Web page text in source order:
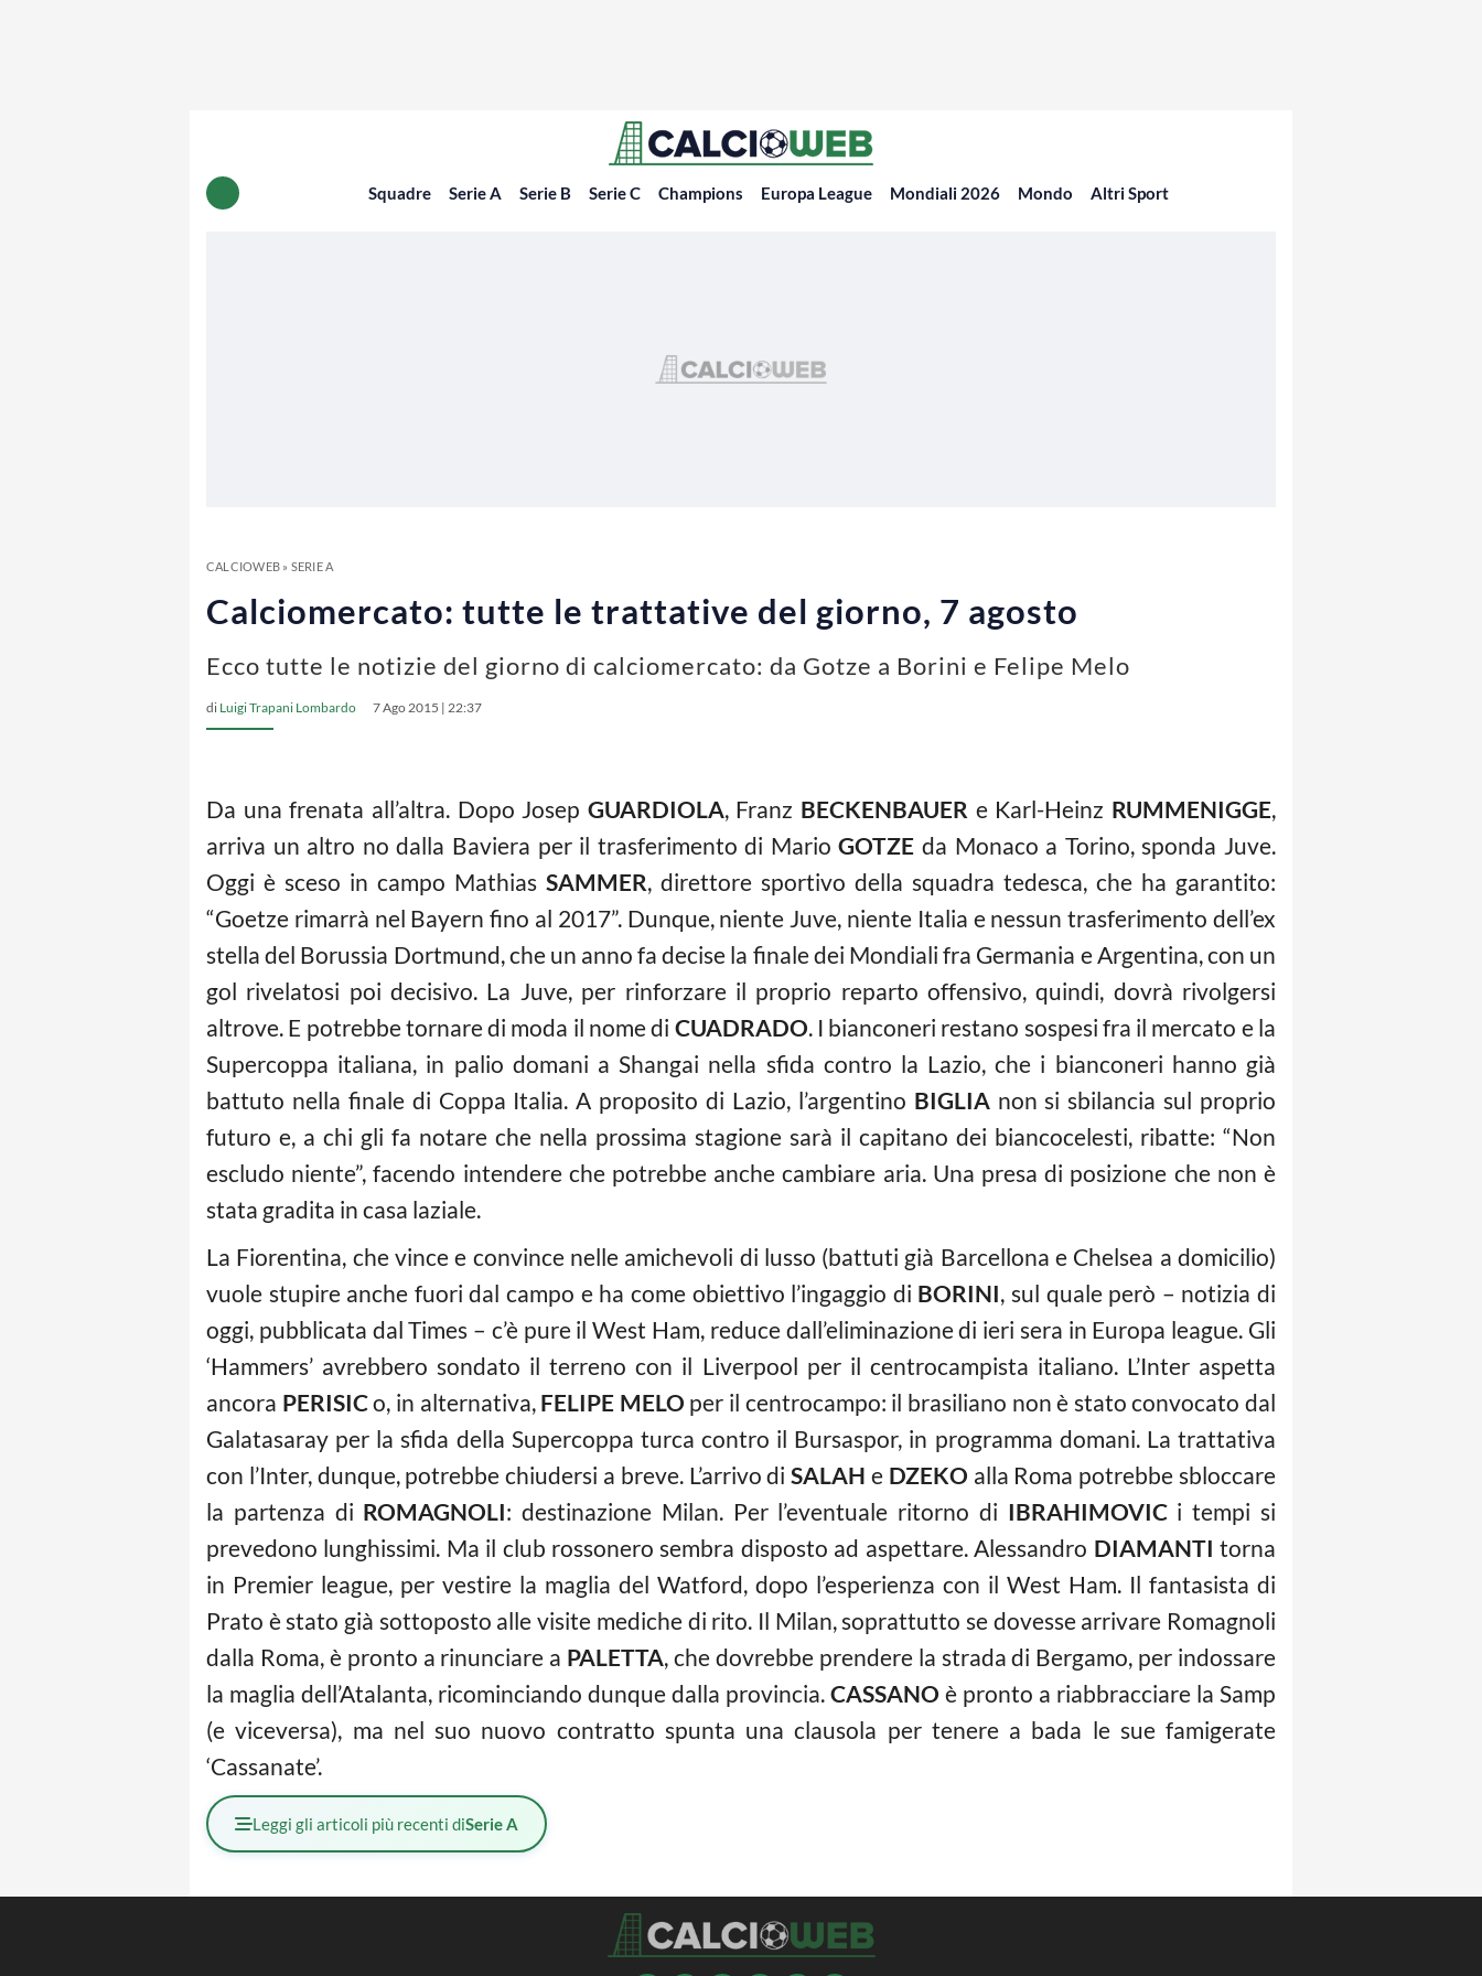
Squadre Serie A Serie B Serie C Champions Europa League Mondiali 2026 Mondo Altri Sport
CALCIOWEB» SERIE A
Calciomercato: tutte le trattative del giorno, 7 agosto
Ecco tutte le notizie del giorno di calciomercato: da Gotze a Borini e Felipe Melo
di Luigi Trapani Lombardo 7 Ago 2015 | 22:37
Da una frenata all’altra. Dopo Josep GUARDIOLA, Franz BECKENBAUER e Karl-Heinz RUMMENIGGE,
arriva un altro no dalla Baviera per il trasferimento di MarioGOTZE da Monaco a Torino, sponda Juve.
Oggi è sceso in campo Mathias SAMMER, direttore sportivo della squadra tedesca, che ha garantito:
“Goetze rimarrà nel Bayern fino al 2017”. Dunque, niente Juve, niente Italia e nessun trasferimento dell’ex
stella del Borussia Dortmund, che un anno fa decise la finale dei Mondiali fra Germania e Argentina, con un
gol rivelatosi poi decisivo. La Juve, per rinforzare il proprio reparto offensivo, quindi, dovrà rivolgersi
altrove. E potrebbe tornare di moda il nome di CUADRADO. I bianconeri restano sospesi fra il mercato e la
Supercoppa italiana, in palio domani a Shangai nella sfida contro la Lazio, che i bianconeri hanno già
battuto nella finale di Coppa Italia. A proposito di Lazio, l’argentino BIGLIAnon si sbilancia sul proprio
futuro e, a chi gli fa notare che nella prossima stagione sarà il capitano dei biancocelesti, ribatte: “Non
escludo niente”, facendo intendere che potrebbe anche cambiare aria. Una presa di posizione che non è
stata gradita in casa laziale.
La Fiorentina, che vince e convince nelle amichevoli di lusso (battuti già Barcellona e Chelsea a domicilio)
vuole stupire anche fuori dal campo e ha come obiettivo l’ingaggio di BORINI, sul quale però – notizia di
oggi, pubblicata dal Times – c’è pure il West Ham, reduce dall’eliminazione di ieri sera in Europa league. Gli
‘Hammers’ avrebbero sondato il terreno con il Liverpool per il centrocampista italiano. L’Inter aspetta
ancora PERISICo, in alternativa, FELIPE MELO per il centrocampo: il brasiliano non è stato convocato dal
Galatasaray per la sfida della Supercoppa turca contro il Bursaspor, in programma domani. La trattativa
con l’Inter, dunque, potrebbe chiudersi a breve. L’arrivo diSALAH e DZEKO alla Roma potrebbe sbloccare
la partenza di ROMAGNOLI: destinazione Milan. Per l’eventuale ritorno di IBRAHIMOVICi tempi si
prevedono lunghissimi. Ma il club rossonero sembra disposto ad aspettare. Alessandro DIAMANTI torna
in Premier league, per vestire la maglia del Watford, dopo l’esperienza con il West Ham. Il fantasista di
Prato è stato già sottoposto alle visite mediche di rito. Il Milan, soprattutto se dovesse arrivare Romagnoli
dalla Roma, è pronto a rinunciare a PALETTA, che dovrebbe prendere la strada di Bergamo, per indossare
la maglia dell’Atalanta, ricominciando dunque dalla provincia. CASSANO è pronto a riabbracciare la Samp
(e viceversa), ma nel suo nuovo contratto spunta una clausola per tenere a bada le sue famigerate
‘Cassanate’.
Leggi gli articoli più recenti diSerie A